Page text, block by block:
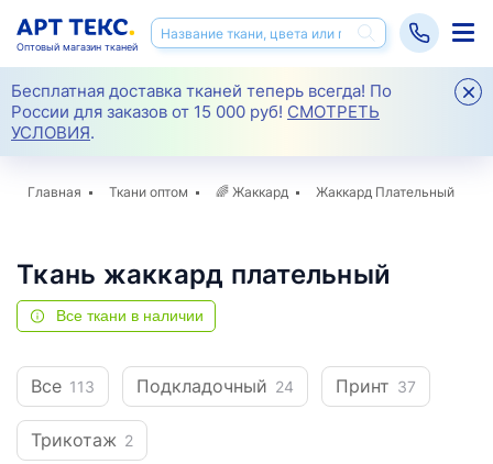
Бесплатная доставка тканей теперь всегда! По
России для заказов от 15 000 руб! СМОТРЕТЬ
УСЛОВИЯ.
Оптовый магазин тканей
Главная Ткани оптом 🌈 Жаккард Жаккард Плательный
Ткань жаккард плательный
Все ткани в наличии
Все 113 Подкладочный 24 Принт 37
Трикотаж 2